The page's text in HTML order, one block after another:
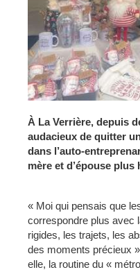
À La Verrière, depuis
audacieux de quitter
dans l’auto-
mère et d’épouse
« Moi qui pensais que
correspondre plus avec
rigides, les trajets, les
des moments précieux
elle, la routine du «